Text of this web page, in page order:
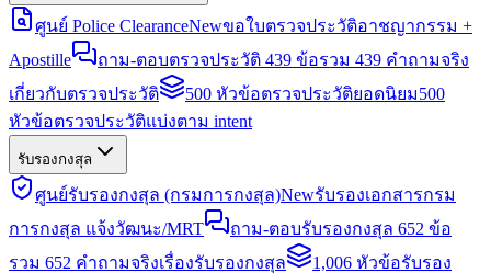
ศูนย์ Police ClearanceNewขอใบตรวจประวัติอาชญากรรม +
Apostille
ถาม-ตอบตรวจประวัติ 439 ข้อรวม 439 คำถามจริง
เกี่ยวกับตรวจประวัติ
500 หัวข้อตรวจประวัติยอดนิยม500
หัวข้อตรวจประวัติแบ่งตาม intent
รับรองกงสุล
ศูนย์รับรองกงสุล (กรมการกงสุล)Newรับรองเอกสารกรม
การกงสุล แจ้งวัฒนะ/MRT
ถาม-ตอบรับรองกงสุล 652 ข้อ
รวม 652 คำถามจริงเรื่องรับรองกงสุล
1,006 หัวข้อรับรอง